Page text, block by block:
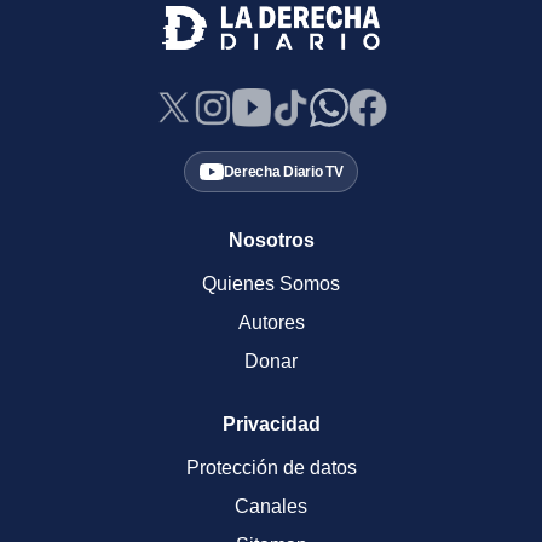
Derecha Diario TV
Nosotros
Quienes Somos
Autores
Donar
Privacidad
Protección de datos
Canales